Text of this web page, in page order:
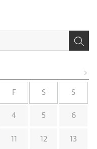
F S S
4 5 6
11 12 13